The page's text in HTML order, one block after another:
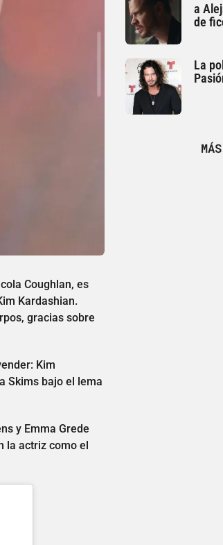
Coughlan, es
Kardashian.
gracias sobre
Kim
Skims bajo el lema
y Emma Grede
la actriz como el
a
de
La